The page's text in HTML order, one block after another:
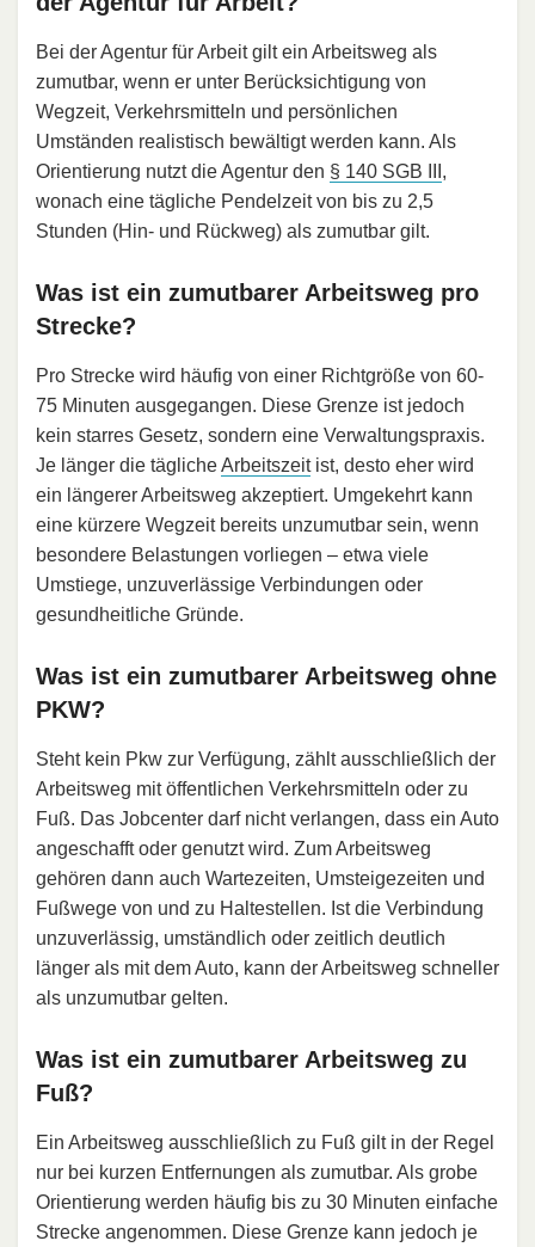
Bei der Agentur für Arbeit gilt ein Arbeitsweg als
zumutbar, wenn er unter Berücksichtigung von
Wegzeit, Verkehrsmitteln und persönlichen
Umständen realistisch bewältigt werden kann. Als
Orientierung nutzt die Agentur den § 140 SGB III ,
wonach eine tägliche Pendelzeit von bis zu 2,5
Stunden (Hin- und Rückweg) als zumutbar gilt.
Was ist ein zumutbarer Arbeitsweg pro
Strecke?
Pro Strecke wird häufig von einer Richtgröße von 60-
75 Minuten ausgegangen. Diese Grenze ist jedoch
kein starres Gesetz, sondern eine Verwaltungspraxis.
Je länger die täglicheArbeitszeitist, desto eher wird
ein längerer Arbeitsweg akzeptiert. Umgekehrt kann
eine kürzere Wegzeit bereits unzumutbar sein, wenn
besondere Belastungen vorliegen – etwa viele
Umstiege, unzuverlässige Verbindungen oder
gesundheitliche Gründe.
Was ist ein zumutbarer Arbeitsweg ohne
PKW?
Steht kein Pkw zur Verfügung, zählt ausschließlich der
Arbeitsweg mit öffentlichen Verkehrsmitteln oder zu
Fuß. Das Jobcenter darf nicht verlangen, dass ein Auto
angeschafft oder genutzt wird. Zum Arbeitsweg
gehören dann auch Wartezeiten, Umsteigezeiten und
Fußwege von und zu Haltestellen. Ist die Verbindung
unzuverlässig, umständlich oder zeitlich deutlich
länger als mit dem Auto, kann der Arbeitsweg schneller
als unzumutbar gelten.
Was ist ein zumutbarer Arbeitsweg zu
Fuß?
Ein Arbeitsweg ausschließlich zu Fuß gilt in der Regel
nur bei kurzen Entfernungen als zumutbar. Als grobe
Orientierung werden häufig bis zu 30 Minuten einfache
Strecke angenommen. Diese Grenze kann jedoch je